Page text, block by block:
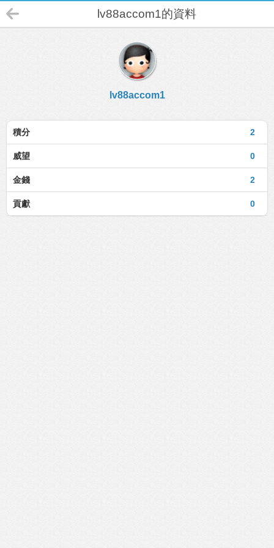
lv88accom1的資料
lv88accom1
2
積分
0
威望
2
金錢
0
貢獻